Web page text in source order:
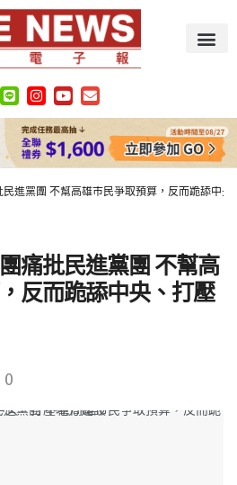
進黨團 不幫高雄市民爭取預算，反而跪舔中央
痛批民進黨團 不幫高
反而跪舔中央、打壓
0